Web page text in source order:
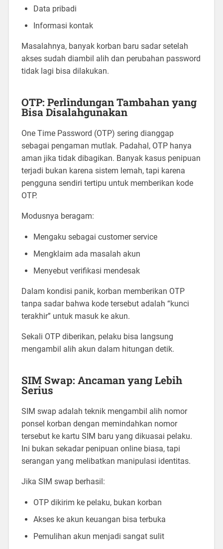
Data pribadi
Informasi kontak
Masalahnya, banyak korban baru sadar setelah
akses sudah diambil alih dan perubahan password
tidak lagi bisa dilakukan.
OTP: Perlindungan Tambahan yang
Bisa Disalahgunakan
One Time Password (OTP) sering dianggap
sebagai pengaman mutlak. Padahal, OTP hanya
aman jika tidak dibagikan. Banyak kasus penipuan
terjadi bukan karena sistem lemah, tapi karena
pengguna sendiri tertipu untuk memberikan kode
OTP.
Modusnya beragam:
Mengaku sebagai customer service
Mengklaim ada masalah akun
Menyebut verifikasi mendesak
Dalam kondisi panik, korban memberikan OTP
tanpa sadar bahwa kode tersebut adalah “kunci
terakhir” untuk masuk ke akun.
Sekali OTP diberikan, pelaku bisa langsung
mengambil alih akun dalam hitungan detik.
SIM Swap: Ancaman yang Lebih
Serius
SIM swap adalah teknik mengambil alih nomor
ponsel korban dengan memindahkan nomor
tersebut ke kartu SIM baru yang dikuasai pelaku.
Ini bukan sekadar penipuan online biasa, tapi
serangan yang melibatkan manipulasi identitas.
Jika SIM swap berhasil:
OTP dikirim ke pelaku, bukan korban
Akses ke akun keuangan bisa terbuka
Pemulihan akun menjadi sangat sulit